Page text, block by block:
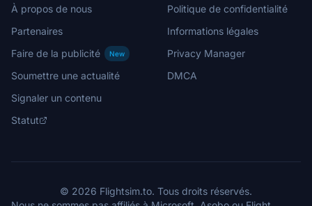
À propos de nous
Partenaires
Faire de la publicité
New
Soumettre une actualité
Signaler un contenu
Statut
Politique de confidentialité
Informations légales
Privacy Manager
DMCA
© 2026 Flightsim.to. Tous droits réservés.